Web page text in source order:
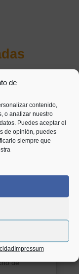
de
contenido,
o analizar nuestro
Puedes aceptar el
de opinión, puedes
siempre que
Impressum
y
Derecho de
de